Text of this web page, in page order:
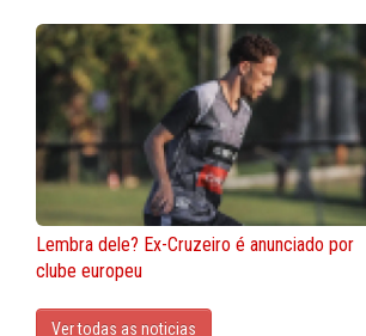
Lembra dele? Ex-Cruzeiro é anunciado por
clube europeu
Ver todas as noticias